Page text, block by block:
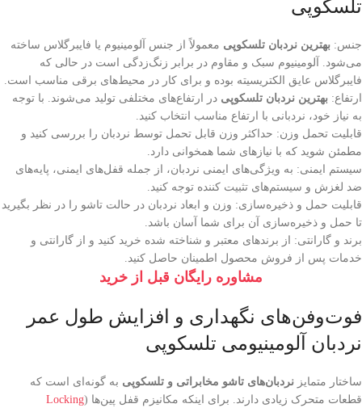
تلسکوپی
جنس: بهترین نردبان‌ تلسکوپی معمولاً از جنس آلومینیوم یا فایبرگلاس ساخته
می‌شود. آلومینیوم سبک و مقاوم در برابر زنگ‌زدگی است در حالی که
فایبرگلاس عایق الکتریسیته بوده و برای کار در محیط‌های برقی مناسب است.
ارتفاع: بهترین نردبان تلسکوپی در ارتفاع‌های مختلفی تولید می‌شوند. با توجه
به نیاز خود، نردبانی با ارتفاع مناسب انتخاب کنید.
قابلیت تحمل وزن: حداکثر وزن قابل تحمل توسط نردبان را بررسی کنید و
مطمئن شوید که با نیازهای شما همخوانی دارد.
سیستم ایمنی: به ویژگی‌های ایمنی نردبان، از جمله قفل‌های ایمنی، پایه‌های
ضد لغزش و سیستم‌های تثبیت کننده توجه کنید.
قابلیت حمل و ذخیره‌سازی: وزن و ابعاد نردبان در حالت تاشو را در نظر بگیرید
تا حمل و ذخیره‌سازی آن برای شما آسان باشد.
برند و گارانتی: از برندهای معتبر و شناخته شده خرید کنید و از گارانتی و
خدمات پس از فروش محصول اطمینان حاصل کنید.
مشاوره رایگان قبل از خرید
فوت‌و‌فن‌های نگهداری و افزایش طول عمر
نردبان آلومینیومی تلسکوپی
ساختار متمایز نردبان‌های تاشو مخابراتی و تلسکوپی به گونه‌ای است که
قطعات متحرک زیادی دارند. برای اینکه مکانیزم قفل پین‌ها (Locking